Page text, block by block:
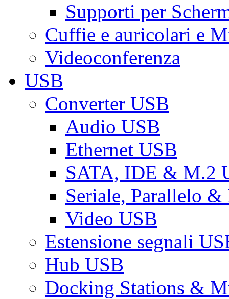
Supporti per
Cuffie e auricolari e
Videoconferenza
USB
Converter USB
Audio USB
Ethernet USB
SATA, IDE & M.2
Seriale, Parallelo &
Video USB
Estensione segnali
Hub USB
Docking Stations &